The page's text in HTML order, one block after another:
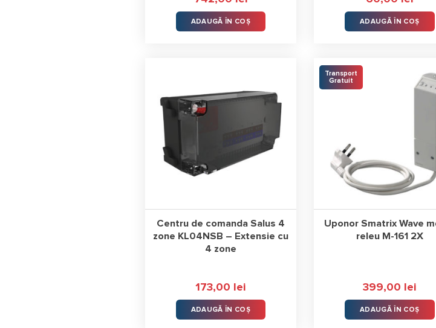
stele
din 5
ADAUGĂ ÎN COȘ ADAUGĂ ÎN COȘ
Centru de comanda Salus 4
zone KL04NSB – Extensie cu
4 zone
173,00 lei
ADAUGĂ ÎN COȘ
Transport
Gratuit
Uponor Smatrix Wave
releu M-161 2X
399,00 lei
ADAUGĂ ÎN COȘ